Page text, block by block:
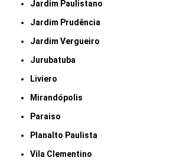
Jardim Paulistano
Jardim Prudência
Jardim Vergueiro
Jurubatuba
Liviero
Mirandópolis
Paraiso
Planalto Paulista
Vila Clementino